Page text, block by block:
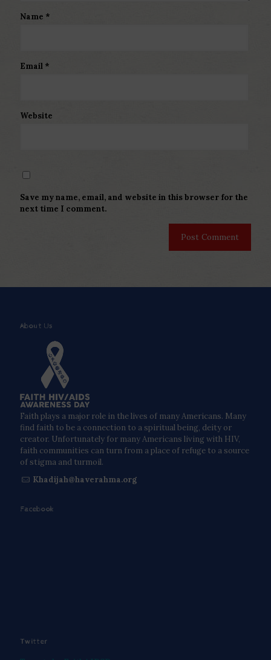
Name *
Email *
Website
Save my name, email, and website in this browser for the
next time I comment.
About Us
Faith plays a major role in the lives of many Americans. Many
find faith to be a connection to a spiritual being, deity or
creator. Unfortunately for many Americans living with HIV,
faith communities can turn from a place of refuge to a source
of stigma and turmoil.
Khadijah@haverahma.org
Facebook
Twitter